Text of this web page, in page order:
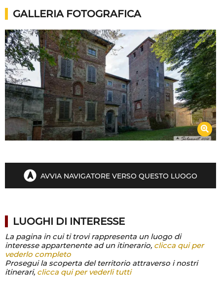
GALLERIA FOTOGRAFICA
AVVIA NAVIGATORE VERSO QUESTO LUOGO
LUOGHI DI INTERESSE
La pagina in cui ti trovi rappresenta un luogo di
interesse appartenente ad un itinerario, clicca qui per
vederlo completo
Prosegui la scoperta del territorio attraverso i nostri
itinerari, clicca qui per vederli tutti